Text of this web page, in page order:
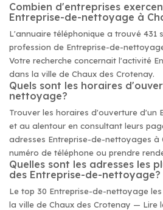
Combien d'entreprises
Entreprise-de-nettoyage à
L'annuaire téléphonique a trouvé 431
profession de Entreprise-de-
Votre recherche concernait l'activité
dans la ville de Chaux des Crotenay.
Quels sont les horaires
nettoyage?
Trouver les horaires d'ouverture d'un
et au alentour en consultant leurs
adresses Entreprise-de-nettoyages à
numéro de téléphone ou prendre
Quelles sont les adresses les
des Entreprise-de-nettoyage?
Le top 30 Entreprise-de-nettoyage
la ville de Chaux des Crotenay — Lire